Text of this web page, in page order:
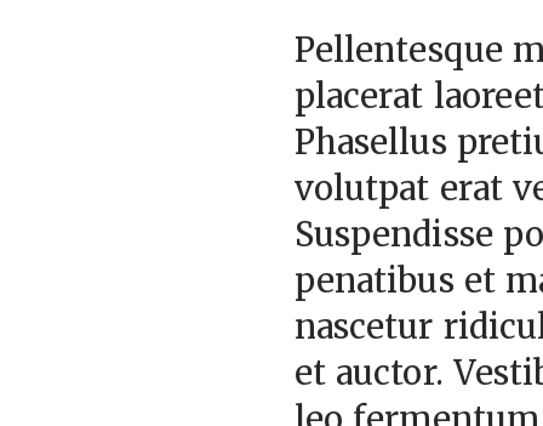
Pellentesque
placerat
Phasellus
volutpat erat
Suspendisse
penatibus et
nascetur
et auctor.